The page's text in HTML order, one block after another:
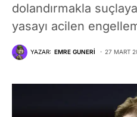
dolandırmakla
yasayı acilen
YAZAR: EMRE GUNERI 27 MART